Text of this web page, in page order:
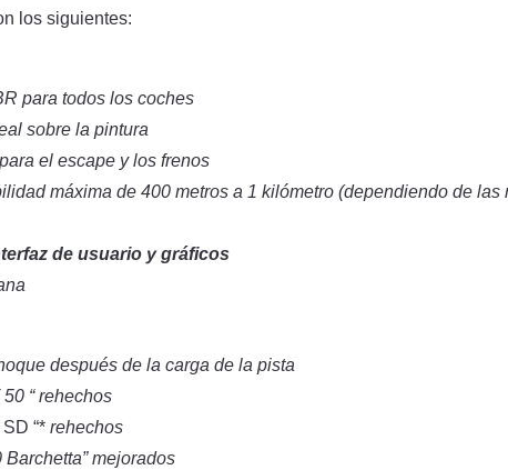
los siguientes:
para todos los coches
sobre la pintura
el escape y los frenos
máxima de 400 metros a 1 kilómetro (dependiendo de las
de usuario y gráficos
después de la carga de la pista
“ rehechos
“* rehechos
mejorados